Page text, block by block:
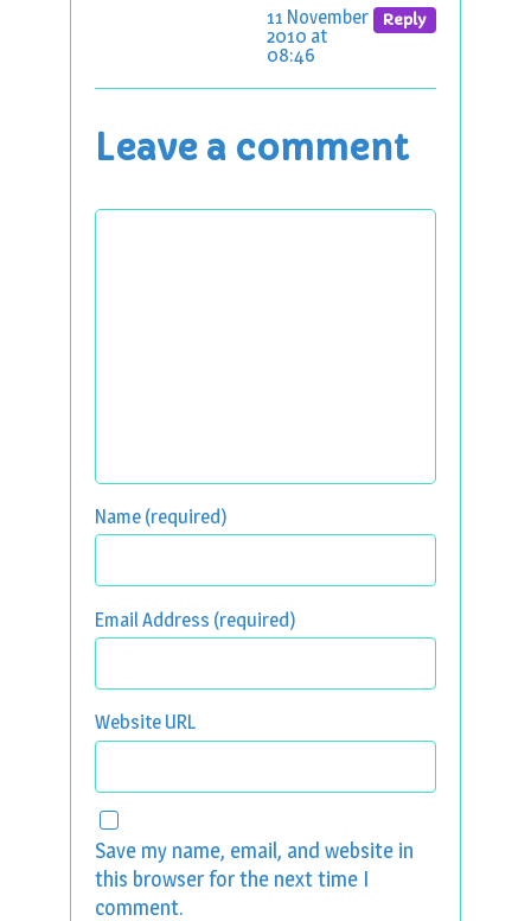
Reply
11 November
2010 at
08:46
Leave a comment
Name (required)
Email Address (required)
Website URL
Save my name, email, and website in
this browser for the next time I
comment.